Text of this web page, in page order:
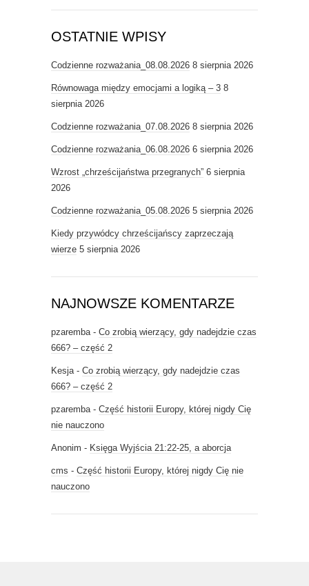
OSTATNIE WPISY
Codzienne rozważania_08.08.2026 8 sierpnia 2026
Równowaga między emocjami a logiką – 3 8
sierpnia 2026
Codzienne rozważania_07.08.2026 8 sierpnia 2026
Codzienne rozważania_06.08.2026 6 sierpnia 2026
Wzrost „chrześcijaństwa przegranych” 6 sierpnia
2026
Codzienne rozważania_05.08.2026 5 sierpnia 2026
Kiedy przywódcy chrześcijańscy zaprzeczają
wierze 5 sierpnia 2026
NAJNOWSZE KOMENTARZE
pzaremba- Co zrobią wierzący, gdy nadejdzie czas
666? – część 2
Kesja- Co zrobią wierzący, gdy nadejdzie czas
666? – część 2
pzaremba- Część historii Europy, której nigdy Cię
nie nauczono
Anonim - Księga Wyjścia 21:22-25, a aborcja
cms - Część historii Europy, której nigdy Cię nie
nauczono